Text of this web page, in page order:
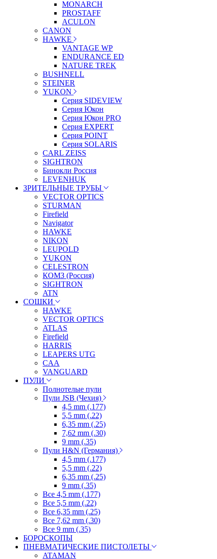
MONARCH
PROSTAFF
ACULON
CANON
HAWKE
VANTAGE WP
ENDURANCE ED
NATURE TREK
BUSHNELL
STEINER
YUKON
Серия SIDEVIEW
Серия Юкон
Серия Юкон PRO
Серия EXPERT
Серия POINT
Серия SOLARIS
CARL ZEISS
SIGHTRON
Бинокли Россия
LEVENHUK
ЗРИТЕЛЬНЫЕ ТРУБЫ
VECTOR OPTICS
STURMAN
Firefield
Navigator
HAWKE
NIKON
LEUPOLD
YUKON
CELESTRON
КОМЗ (Россия)
SIGHTRON
ATN
СОШКИ
HAWKE
VECTOR OPTICS
ATLAS
Firefield
HARRIS
LEAPERS UTG
CAA
VANGUARD
ПУЛИ
Полнотелые пули
Пули JSB (Чехия)
4,5 mm (.177)
5,5 mm (.22)
6,35 mm (.25)
7,62 mm (.30)
9 mm (.35)
Пули H&N (Германия)
4,5 mm (.177)
5,5 mm (.22)
6,35 mm (.25)
9 mm (.35)
Все 4,5 mm (.177)
Все 5,5 mm (.22)
Все 6,35 mm (.25)
Все 7,62 mm (.30)
Все 9 mm (.35)
БОРОСКОПЫ
ПНЕВМАТИЧЕСКИЕ ПИСТОЛЕТЫ
ATAMAN